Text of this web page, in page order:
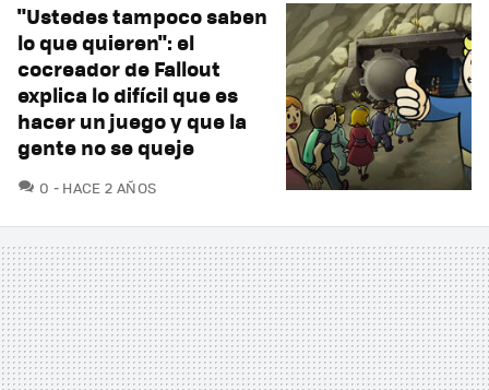
"Ustedes tampoco saben
lo que quieren": el
cocreador de Fallout
explica lo difícil que es
hacer un juego y que la
gente no se queje
0 COMENTARIOS
HACE 2 AÑOS